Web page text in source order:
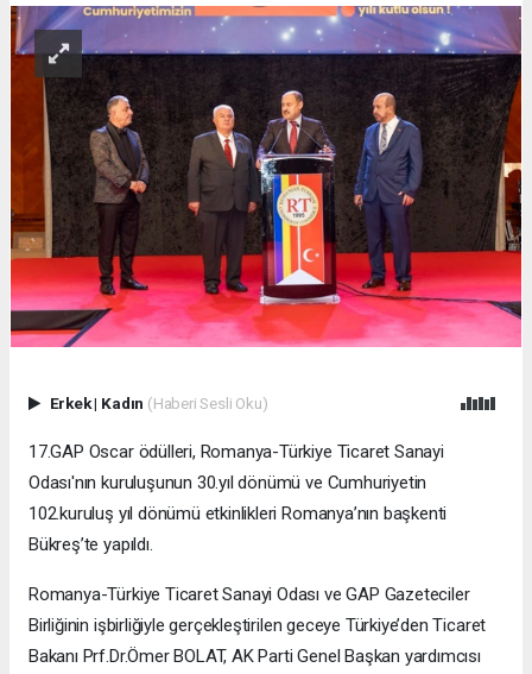
Erkek| Kadın (Haberi Sesli Oku)
17.GAP Oscar ödülleri, Romanya-Türkiye Ticaret Sanayi
Odası'nın kuruluşunun 30.yıl dönümü ve Cumhuriyetin
102.kuruluş yıl dönümü etkinlikleri Romanya’nın başkenti
Bükreş’te yapıldı.
Romanya-Türkiye Ticaret Sanayi Odası ve GAP Gazeteciler
Birliğinin işbirliğiyle gerçekleştirilen geceye Türkiye’den Ticaret
Bakanı Prf.Dr.Ömer BOLAT, AK Parti Genel Başkan yardımcısı